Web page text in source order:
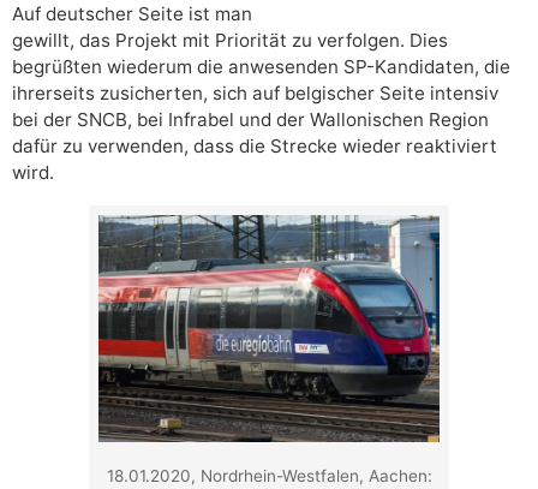
Auf deutscher Seite ist man
gewillt, das Projekt mit Priorität zu verfolgen. Dies
begrüßten wiederum die anwesenden SP-Kandidaten, die
ihrerseits zusicherten, sich auf belgischer Seite intensiv
bei der SNCB, bei Infrabel und der Wallonischen Region
dafür zu verwenden, dass die Strecke wieder reaktiviert
wird.
18.01.2020, Nordrhein-Westfalen, Aachen: